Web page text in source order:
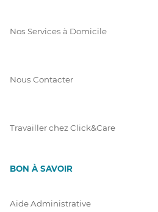
Nos Services à Domicile
Nous Contacter
Travailler chez Click&Care
BON À SAVOIR
Aide Administrative